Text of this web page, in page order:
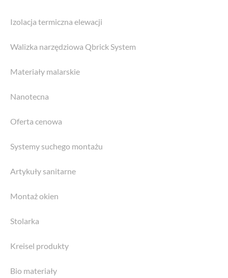
Izolacja termiczna elewacji
Walizka narzędziowa Qbrick System
Materiały malarskie
Nanotecna
Oferta cenowa
Systemy suchego montażu
Artykuły sanitarne
Montaż okien
Stolarka
Kreisel produkty
Bio materiały